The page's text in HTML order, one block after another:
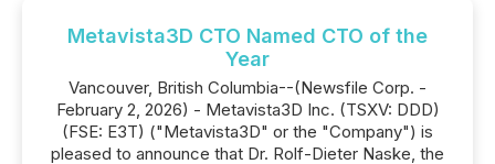
Metavista3D CTO Named CTO of the
Year
Vancouver, British Columbia--(Newsfile Corp. -
February 2, 2026) - Metavista3D Inc. (TSXV: DDD)
(FSE: E3T) ("Metavista3D" or the "Company") is
pleased to announce that Dr. Rolf-Dieter Naske, the